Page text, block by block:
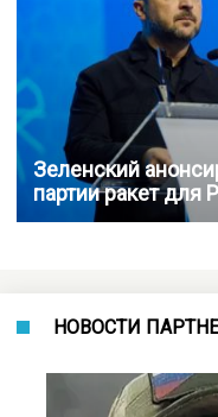
Зеленский
партии ракет для
НОВОСТИ